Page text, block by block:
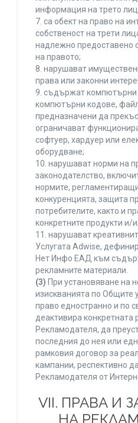
информация на трето
7. са обект на право на
собственост на трети
надлежно предоставено
на правото;
8. нарушават
права или законни
9. съдържат компютърни
компютърни кодове,
предназначени да
ограничават
софтуер, хардуер или
оборудване;
10. нарушават норми на
законодателство,
нормите,
конкуренцията, защита
потребителите, както и
конкретните продукти и/
11. нарушават
Услугата Adwise,
Нет Инфо ЕАД към
рекламните материали.
(3) При установяване на
изискванията по Общите
право едностранно и по
деактивира конкретната
Рекламодателя, да
последния до нея или
рамковия договор за
кампании, респективно
Рекламодателя от
VII. ПРАВА И
НА